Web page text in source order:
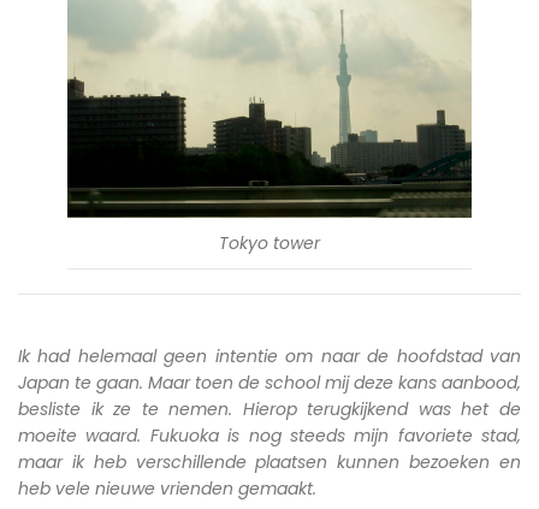
Tokyo tower
Ik had helemaal geen intentie om naar de hoofdstad van
Japan te gaan. Maar toen de school mij deze kans aanbood,
besliste ik ze te nemen. Hierop terugkijkend was het de
moeite waard. Fukuoka is nog steeds mijn favoriete stad,
maar ik heb verschillende plaatsen kunnen bezoeken en
heb vele nieuwe vrienden gemaakt.